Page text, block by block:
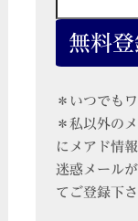
＊いつでも
＊私以外の
にメアド情
迷惑メール
てご登録下さ